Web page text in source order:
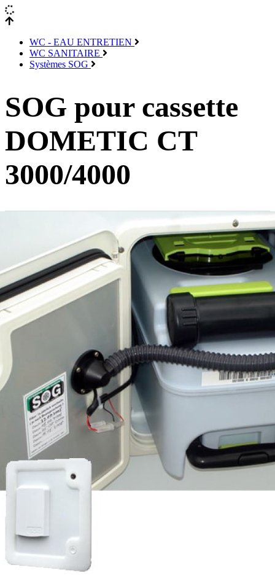
WC - EAU ENTRETIEN
WC SANITAIRE
Systèmes SOG
SOG pour cassette
DOMETIC CT
3000/4000